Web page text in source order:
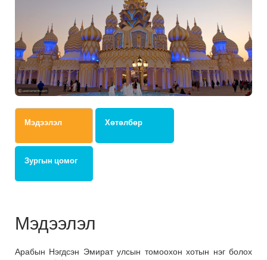
Мэдээлэл Хөтөлбөр
Зургын цомог
Мэдээлэл
Арабын Нэгдсэн Эмират улсын томоохон хотын нэг болох